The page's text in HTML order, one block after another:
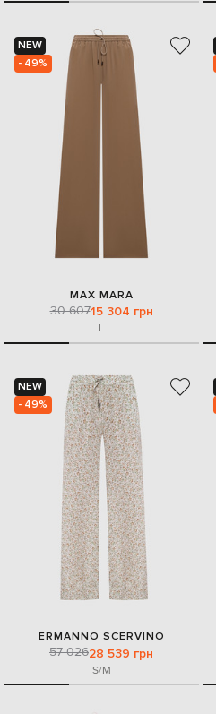
NEW
- 49%
MAX MARA
30 60715 304 грн
L
NEW
- 49%
ERMANNO SCERVINO
57 02628 539 грн
S/M